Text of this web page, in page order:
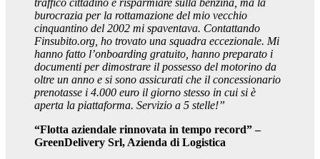
traffico cittadino e risparmiare sulla benzina, ma la
burocrazia per la rottamazione del mio vecchio
cinquantino del 2002 mi spaventava. Contattando
Finsubito.org, ho trovato una squadra eccezionale. Mi
hanno fatto l’onboarding gratuito, hanno preparato i
documenti per dimostrare il possesso del motorino da
oltre un anno e si sono assicurati che il concessionario
prenotasse i 4.000 euro il giorno stesso in cui si è
aperta la piattaforma. Servizio a 5 stelle!”
“Flotta aziendale rinnovata in tempo record” –
GreenDelivery Srl, Azienda di Logistica